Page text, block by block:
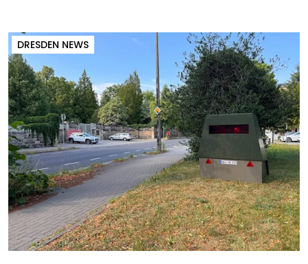
DRESDEN NEWS